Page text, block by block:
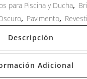
para Piscina y Ducha,
, Pavimento,
Descripción
Adicional